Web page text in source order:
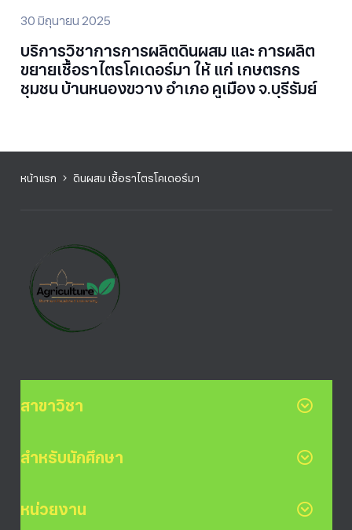
30 มิถุนายน 2025
บริการวิชาการการผลิตดินผสม และ การผลิต
ขยายเชื้อราไตรโคเดอร์มา ให้ แก่ เกษตรกร
ชุมชน บ้านหนองขวาง อำเภอ คูเมือง จ.บุรีรัมย์
หน้าแรก ดินผสม เชื้อราไตรโคเดอร์มา
สาขาวิชา
สำหรับนักศึกษา
หน่วยงาน